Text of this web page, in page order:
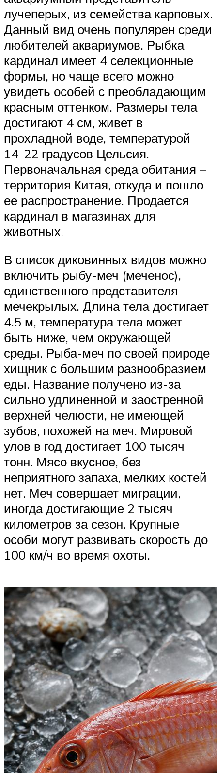
лучеперых, из семейства карповых.
Данный вид очень популярен среди
любителей аквариумов. Рыбка
кардинал имеет 4 селекционные
формы, но чаще всего можно
увидеть особей с преобладающим
красным оттенком. Размеры тела
достигают 4 см, живет в
прохладной воде, температурой
14-22 градусов Цельсия.
Первоначальная среда обитания –
территория Китая, откуда и пошло
ее распространение. Продается
кардинал в магазинах для
животных.
В список диковинных видов можно
включить рыбу-меч (меченос),
единственного представителя
мечекрылых. Длина тела достигает
4.5 м, температура тела может
быть ниже, чем окружающей
среды. Рыба-меч по своей природе
хищник с большим разнообразием
еды. Название получено из-за
сильно удлиненной и заостренной
верхней челюсти, не имеющей
зубов, похожей на меч. Мировой
улов в год достигает 100 тысяч
тонн. Мясо вкусное, без
неприятного запаха, мелких костей
нет. Меч совершает миграции,
иногда достигающие 2 тысяч
километров за сезон. Крупные
особи могут развивать скорость до
100 км/ч во время охоты.